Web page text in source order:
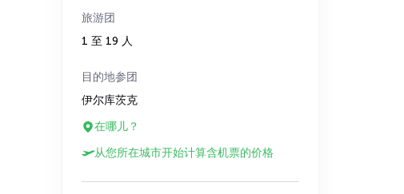
旅游团
1 至 19 人
目的地参团
伊尔库茨克
在哪儿？
从您所在城市开始计算含机票的价格